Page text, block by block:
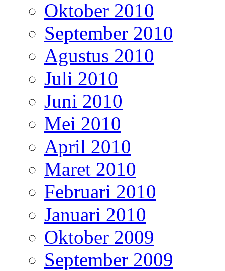
Oktober 2010
September 2010
Agustus 2010
Juli 2010
Juni 2010
Mei 2010
April 2010
Maret 2010
Februari 2010
Januari 2010
Oktober 2009
September 2009